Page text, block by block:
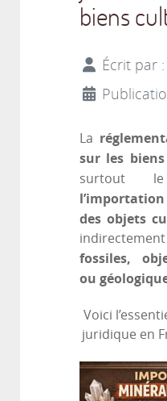
biens
Écrit par :
La
sur les
surtout
des objets
fossiles,
ou
Voici
juridique en